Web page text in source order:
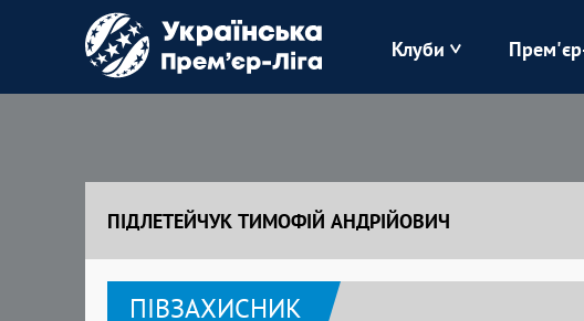
Клуби
Зоря Карпати
Полісся
ПІДЛЕТЕЙЧУК ТИМОФІЙ АНДРІЙОВИЧ
ПІВЗАХИСНИК